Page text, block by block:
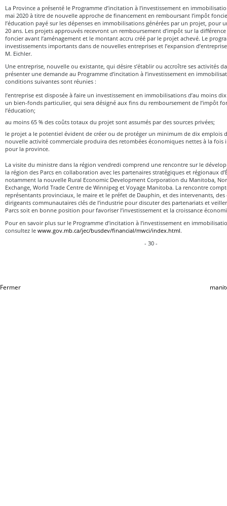
La Province a présenté le Programme d’incitation à l’investissement en
mai 2020 à titre de nouvelle approche de financement en remboursant l’impôt
l’éducation payé sur les dépenses en immobilisations générées par un projet, pour
20 ans. Les projets approuvés recevront un remboursement d’impôt sur la
foncier avant l’aménagement et le montant accru créé par le projet achevé. Le
investissements importants dans de nouvelles entreprises et l’expansion
M. Eichler.
Une entreprise, nouvelle ou existante, qui désire s’établir ou accroître ses activités
présenter une demande au Programme d’incitation à l’investissement en
conditions suivantes sont réunies :
l’entreprise est disposée à faire un investissement en immobilisations d’au moins
un bien-fonds particulier, qui sera désigné aux fins du remboursement de l’impôt
l’éducation;
au moins 65 % des coûts totaux du projet sont assumés par des sources privées;
le projet a le potentiel évident de créer ou de protéger un minimum de dix emplois
nouvelle activité commerciale produira des retombées économiques nettes à la fois
pour la province.
La visite du ministre dans la région vendredi comprend une rencontre sur le
la région des Parcs en collaboration avec les partenaires stratégiques et régionaux
notamment la nouvelle Rural Economic Development Corporation du Manitoba,
Exchange, World Trade Centre de Winnipeg et Voyage Manitoba. La rencontre
représentants provinciaux, le maire et le préfet de Dauphin, et des intervenants, des
dirigeants communautaires clés de l’industrie pour discuter des partenariats et
Parcs soit en bonne position pour favoriser l’investissement et la croissance
Pour en savoir plus sur le Programme d’incitation à l’investissement en
consultez le www.gov.mb.ca/jec/busdev/financial/mwci/index.html.
- 30 -
Fermer